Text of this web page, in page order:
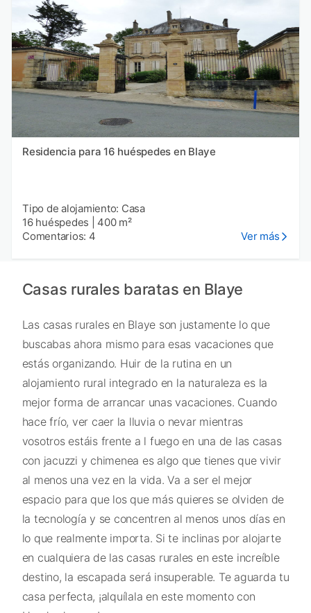
Residencia para 16 huéspedes en Blaye
Tipo de alojamiento: Casa
16 huéspedes
400 m²
Comentarios: 4
Ver más
Casas rurales baratas en Blaye
Las casas rurales en Blaye son justamente lo que
buscabas ahora mismo para esas vacaciones que
estás organizando. Huir de la rutina en un
alojamiento rural integrado en la naturaleza es la
mejor forma de arrancar unas vacaciones. Cuando
hace frío, ver caer la lluvia o nevar mientras
vosotros estáis frente a l fuego en una de las casas
con jacuzzi y chimenea es algo que tienes que vivir
al menos una vez en la vida. Va a ser el mejor
espacio para que los que más quieres se olviden de
la tecnología y se concentren al menos unos días en
lo que realmente importa. Si te inclinas por alojarte
en cualquiera de las casas rurales en este increíble
destino, la escapada será insuperable. Te aguarda tu
casa perfecta, ¡alquílala en este momento con